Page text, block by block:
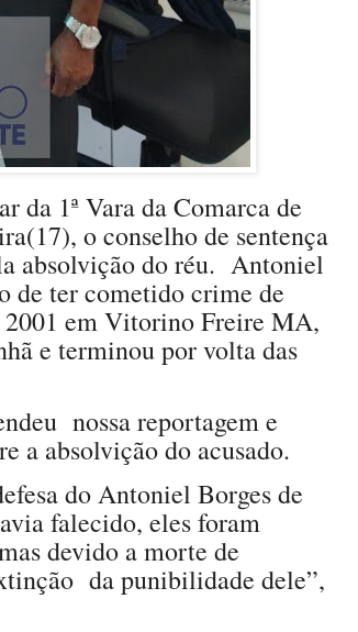
da 1ª Vara da Comarca de
o conselho de sentença
absolvição do réu. Antoniel
de ter cometido crime de
em Vitorino Freire MA,
e terminou por volta das
nossa reportagem e
a absolvição do acusado.
do Antoniel Borges de
falecido, eles foram
devido a morte de
da punibilidade dele”,